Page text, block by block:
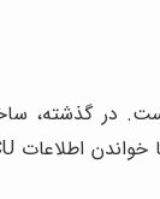
گذشته،